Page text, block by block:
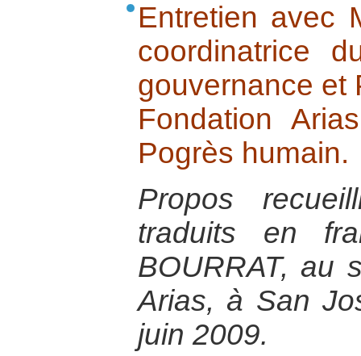
Entretien avec
coordinatrice
gouvernance et
Fondation
Pogrès humain.
Propos
traduits en
BOURRAT, au
Arias, à San
juin 2009.